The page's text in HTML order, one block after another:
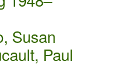
Susan
Paul